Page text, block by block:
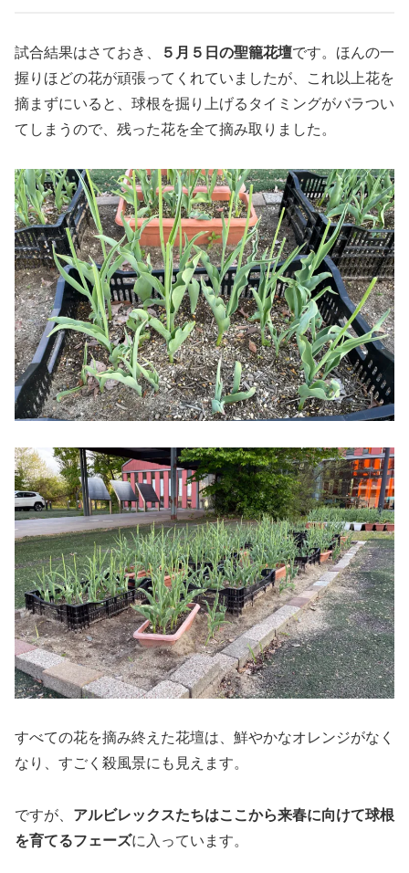
試合結果はさておき、 ５月５日の聖籠花壇です。ほんの一
握りほどの花が頑張ってくれていましたが、これ以上花を
摘まずにいると、球根を掘り上げるタイミングがバラつい
てしまうので、残った花を全て摘み取りました。
すべての花を摘み終えた花壇は、鮮やかなオレンジがなく
なり、すごく殺風景にも見えます。
ですが、 アルビレックスたちはここから来春に向けて球根
を育てるフェーズに入っています。